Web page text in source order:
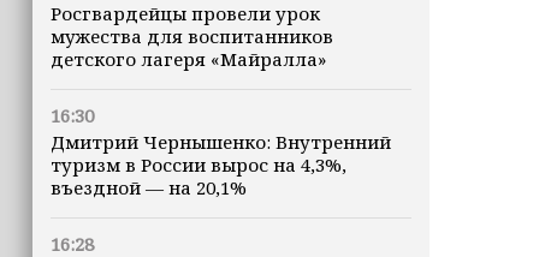
Росгвардейцы провели урок
мужества для воспитанников
детского лагеря «Майралла»
16:30
Дмитрий Чернышенко: Внутренний
туризм в России вырос на 4,3%,
въездной — на 20,1%
16:28